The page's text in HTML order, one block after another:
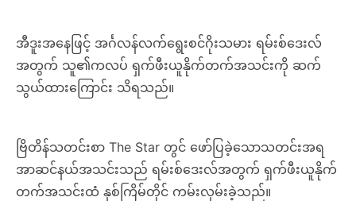
အီဒူးအနေဖြင့် အင်္ဂလန်လက်ရွေးစင်ဂိုးသမား ရမ်းစ်ဒေးလ်
အတွက် သူ၏ကလပ် ရှက်ဖီးယူနိုက်တက်အသင်းကို ဆက်
သွယ်ထားကြောင်း သိရသည်။
ဗြိတိန်သတင်းစာ The Star တွင် ဖော်ပြခဲ့သောသတင်းအရ
အာဆင်နယ်အသင်းသည် ရမ်းစ်ဒေးလ်အတွက် ရှက်ဖီးယူနိုက်
တက်အသင်းထံ နှစ်ကြိမ်တိုင် ကမ်းလှမ်းခဲ့သည်။